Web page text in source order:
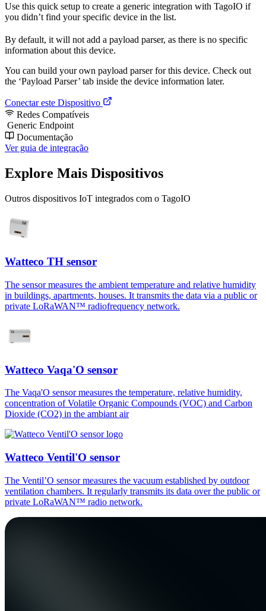
Use this quick setup to create a generic integration with TagoIO if
you didn’t find your specific device in the list.
By default, it will not add a payload parser, as there is no specific
information about this device.
You can build your own payload parser for this device. Check out
the ‘Payload Parser’ tab inside the device information later.
Conectar este Dispositivo
Redes Compatíveis
Generic Endpoint
Documentação
Ver guia de integração
Explore Mais Dispositivos
Outros dispositivos IoT integrados com o TagoIO
Watteco TH sensor
The sensor measures the ambient temperature and relative humidity
in buildings, apartments, houses. It transmits the data via a public or
private LoRaWAN™ radiofrequency network.
Watteco Vaqa'O sensor
The Vaqa'O sensor measures the temperature, relative humidity,
concentration of Volatile Organic Compounds (VOC) and Carbon
Dioxide (CO2) in the ambiant air
Watteco Ventil'O sensor
The Ventil’O sensor measures the vacuum established by outdoor
ventilation chambers. It regularly transmits its data over the public or
private LoRaWAN™ radio network.